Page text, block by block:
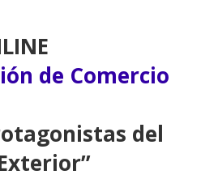
de Comercio
del